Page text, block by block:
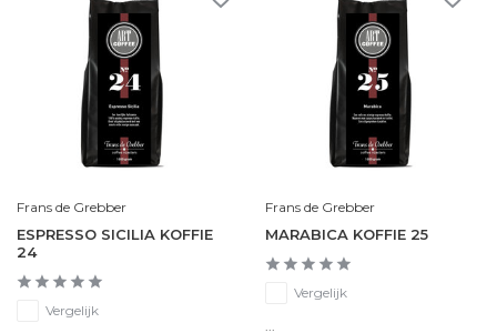
Frans de Grebber
ESPRESSO SICILIA KOFFIE
24
Vergelijk
Frans de Grebber
MARABICA KOFFIE 25
Vergelijk